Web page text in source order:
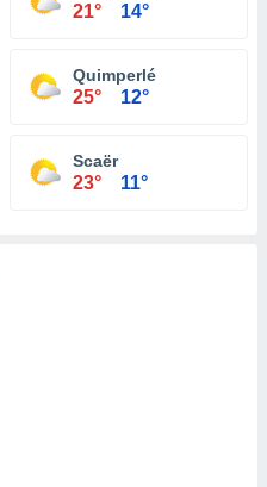
21° 14°
Quimperlé
25° 12°
Scaër
23° 11°